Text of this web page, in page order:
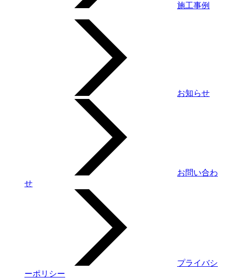
施工事例
お知らせ
お問い合わ
せ
プライバシ
ーポリシー